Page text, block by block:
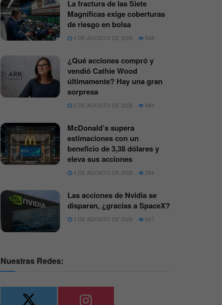
La fractura de las Siete
Magníficas exige coberturas
de riesgo en bolsa
4 DE AGOSTO DE 2026 548
¿Qué acciones compró y
vendió Cathie Wood
últimamente? Hay una gran
sorpresa
6 DE AGOSTO DE 2026 684
McDonald’s supera
estimaciones con un
beneficio de 3,38 dólares y
eleva sus acciones
4 DE AGOSTO DE 2026 554
Las acciones de Nvidia se
disparan, ¿gracias a SpaceX?
5 DE AGOSTO DE 2026 647
Nuestras Redes: